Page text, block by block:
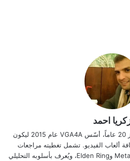
احمد
طبيب وناقد ألعاب بخبرة تتجاوز 20 عاماً، أسّس VGA4A عام 2015 ليكون
ألعاب الفيديو. تشمل تغطيته مراجعات
سلاسل Resident Evil وMetal Gear وElden Ring، ويُعرف بأسلوبه التحليلي